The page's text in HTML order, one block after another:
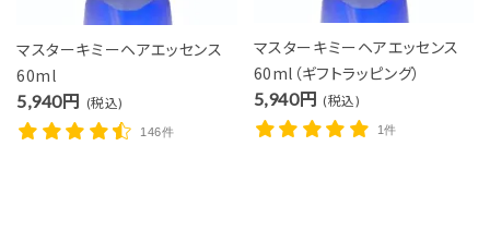
マスターキミーヘアエッセンス
60ml
5,940円 (税込)
146件
マスターキミーヘアエッセンス
60ml（ギフトラッピング）
5,940円 (税込)
1件